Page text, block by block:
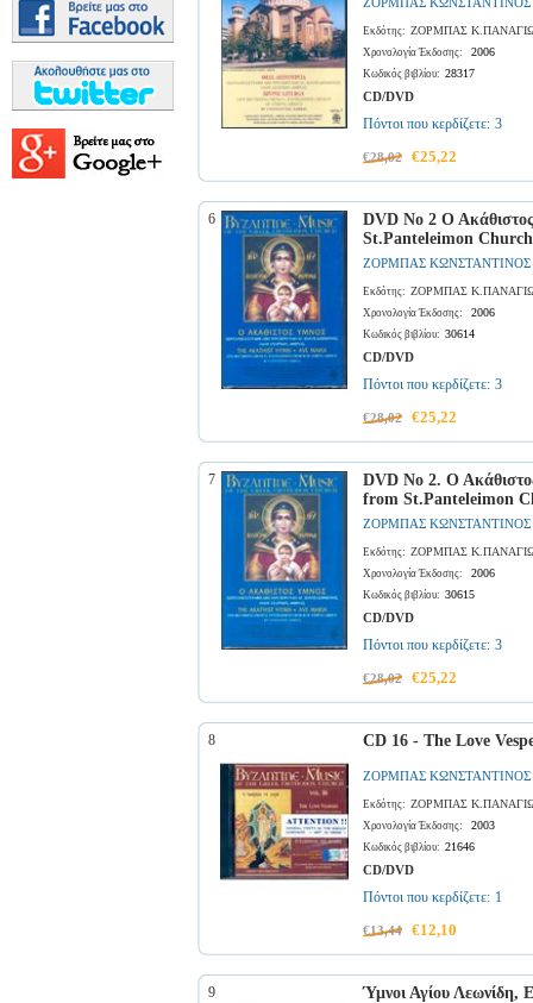
Εκδότης: ΖΟΡΜΠΑΣ
Χρονολογία Έκδοσης: 2006
Κωδικός βιβλίου: 28317
CD/DVD
Πόντοι που κερδίζετε: 3
€28,02 €25,22
6
DVD No 2 Ο
St.Panteleimon
ΖΟΡΜΠΑΣ ΚΩΝΣΤΑΝΤΙΝΟΣ
Εκδότης: ΖΟΡΜΠΑΣ
Χρονολογία Έκδοσης: 2006
Κωδικός βιβλίου: 30614
CD/DVD
Πόντοι που κερδίζετε: 3
€28,02 €25,22
7
DVD No 2. Ο
from St.Panteleimon
ΖΟΡΜΠΑΣ ΚΩΝΣΤΑΝΤΙΝΟΣ
Εκδότης: ΖΟΡΜΠΑΣ
Χρονολογία Έκδοσης: 2006
Κωδικός βιβλίου: 30615
CD/DVD
Πόντοι που κερδίζετε: 3
€28,02 €25,22
8 CD 16 - The Love
ΖΟΡΜΠΑΣ ΚΩΝΣΤΑΝΤΙΝΟΣ
Εκδότης: ΖΟΡΜΠΑΣ
Χρονολογία Έκδοσης: 2003
Κωδικός βιβλίου: 21646
CD/DVD
Πόντοι που κερδίζετε: 1
€13,44 €12,10
9 Ύμνοι Αγίου Λεωνίδη,